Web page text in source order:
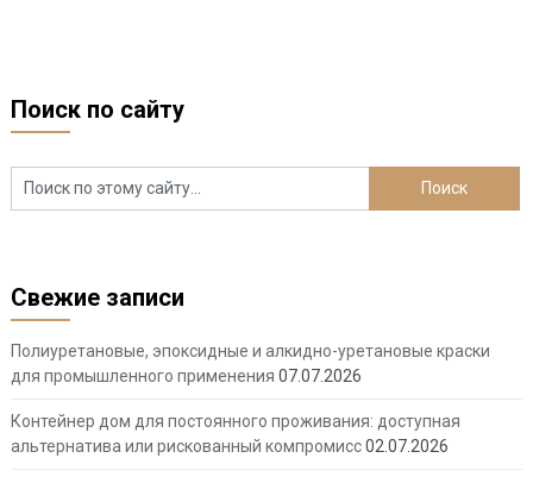
Поиск по сайту
Свежие записи
Полиуретановые, эпоксидные и алкидно-уретановые краски
для промышленного применения 07.07.2026
Контейнер дом для постоянного проживания: доступная
альтернатива или рискованный компромисс02.07.2026